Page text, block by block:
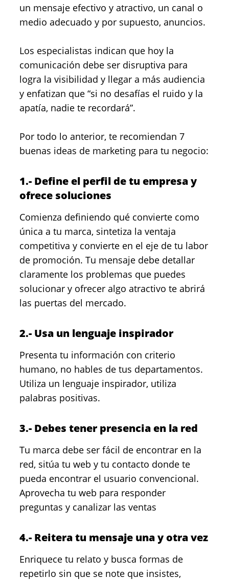
un mensaje efectivo y atractivo, un canal o
medio adecuado y por supuesto, anuncios.
Los especialistas indican que hoy la
comunicación debe ser disruptiva para
logra la visibilidad y llegar a más audiencia
y enfatizan que “si no desafías el ruido y la
apatía, nadie te recordará”.
Por todo lo anterior, te recomiendan 7
buenas ideas de marketing para tu negocio:
1.- Define el perfil de tu empresa y
ofrece soluciones
Comienza definiendo qué convierte como
única a tu marca, sintetiza la ventaja
competitiva y convierte en el eje de tu labor
de promoción. Tu mensaje debe detallar
claramente los problemas que puedes
solucionar y ofrecer algo atractivo te abrirá
las puertas del mercado.
2.- Usa un lenguaje inspirador
Presenta tu información con criterio
humano, no hables de tus departamentos.
Utiliza un lenguaje inspirador, utiliza
palabras positivas.
3.- Debes tener presencia en la red
Tu marca debe ser fácil de encontrar en la
red, sitúa tu web y tu contacto donde te
pueda encontrar el usuario convencional.
Aprovecha tu web para responder
preguntas y canalizar las ventas
4.- Reitera tu mensaje una y otra vez
Enriquece tu relato y busca formas de
repetirlo sin que se note que insistes,